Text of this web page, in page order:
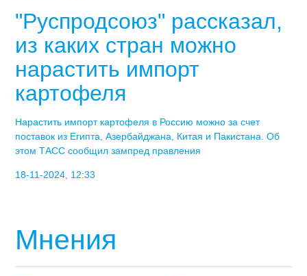
"Руспродсоюз" рассказал,
из каких стран можно
нарастить импорт
картофеля
Нарастить импорт картофеля в Россию можно за счет
поставок из Египта, Азербайджана, Китая и Пакистана. Об
этом ТАСС сообщил зампред правления
18-11-2024, 12:33
Мнения